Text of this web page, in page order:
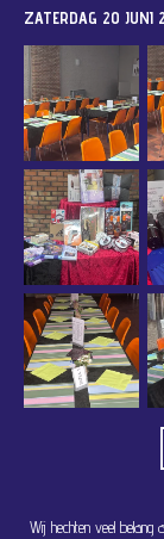
ZATERDAG 20 JUNI
Wij hechten veel belang